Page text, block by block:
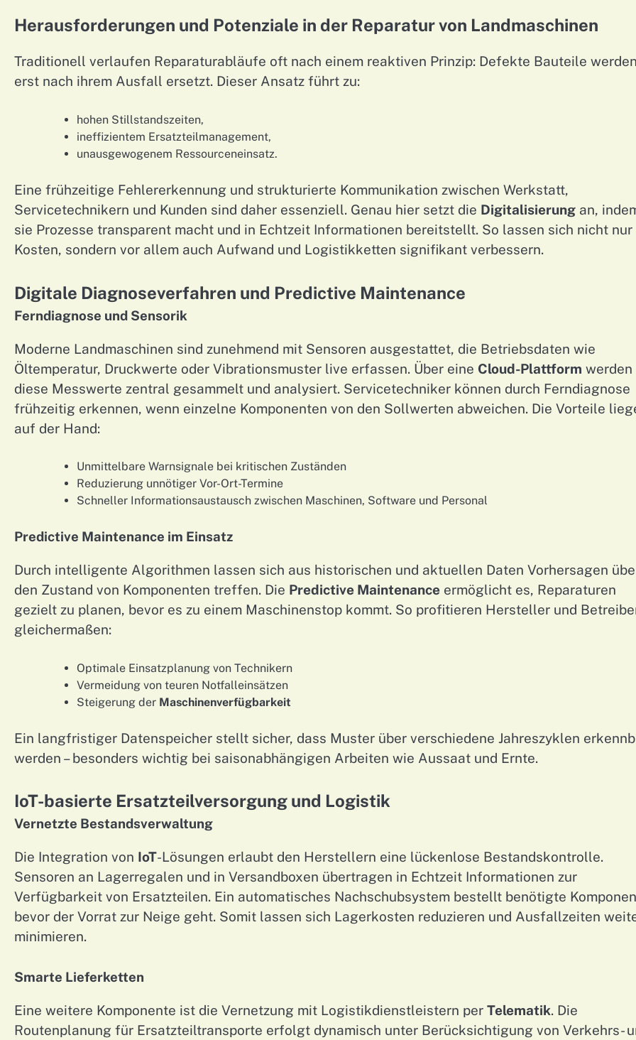
Herausforderungen und Potenziale in der Reparatur von Landmaschinen
Traditionell verlaufen Reparaturabläufe oft nach einem reaktiven Prinzip: Defekte Bauteile
erst nach ihrem Ausfall ersetzt. Dieser Ansatz führt zu:
hohen Stillstandszeiten,
ineffizientem Ersatzteilmanagement,
unausgewogenem Ressourceneinsatz.
Eine frühzeitige Fehlererkennung und strukturierte Kommunikation zwischen Werkstatt,
Servicetechnikern und Kunden sind daher essenziell. Genau hier setzt die Digitalisierung an,
sie Prozesse transparent macht und in Echtzeit Informationen bereitstellt. So lassen sich nicht nur
Kosten, sondern vor allem auch Aufwand und Logistikketten signifikant verbessern.
Digitale Diagnoseverfahren und Predictive Maintenance
Ferndiagnose und Sensorik
Moderne Landmaschinen sind zunehmend mit Sensoren ausgestattet, die Betriebsdaten wie
Öltemperatur, Druckwerte oder Vibrationsmuster live erfassen. Über eine Cloud-Plattform werden
diese Messwerte zentral gesammelt und analysiert. Servicetechniker können durch Ferndiagnose
frühzeitig erkennen, wenn einzelne Komponenten von den Sollwerten abweichen. Die Vorteile
auf der Hand:
Unmittelbare Warnsignale bei kritischen Zuständen
Reduzierung unnötiger Vor-Ort-Termine
Schneller Informationsaustausch zwischen Maschinen, Software und Personal
Predictive Maintenance im Einsatz
Durch intelligente Algorithmen lassen sich aus historischen und aktuellen Daten Vorhersagen
den Zustand von Komponenten treffen. Die Predictive Maintenance ermöglicht es, Reparaturen
gezielt zu planen, bevor es zu einem Maschinenstop kommt. So profitieren Hersteller und
gleichermaßen:
Optimale Einsatzplanung von Technikern
Vermeidung von teuren Notfalleinsätzen
Steigerung der Maschinenverfügbarkeit
Ein langfristiger Datenspeicher stellt sicher, dass Muster über verschiedene Jahreszyklen
werden – besonders wichtig bei saisonabhängigen Arbeiten wie Aussaat und Ernte.
IoT-basierte Ersatzteilversorgung und Logistik
Vernetzte Bestandsverwaltung
Die Integration von IoT-Lösungen erlaubt den Herstellern eine lückenlose Bestandskontrolle.
Sensoren an Lagerregalen und in Versandboxen übertragen in Echtzeit Informationen zur
Verfügbarkeit von Ersatzteilen. Ein automatisches Nachschubsystem bestellt benötigte
bevor der Vorrat zur Neige geht. Somit lassen sich Lagerkosten reduzieren und Ausfallzeiten
minimieren.
Smarte Lieferketten
Eine weitere Komponente ist die Vernetzung mit Logistikdienstleistern per Telematik. Die
Routenplanung für Ersatzteiltransporte erfolgt dynamisch unter Berücksichtigung von Verkehrs-